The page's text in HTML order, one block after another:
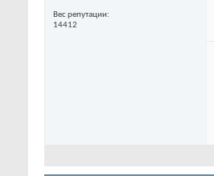
Вес репутации
14412